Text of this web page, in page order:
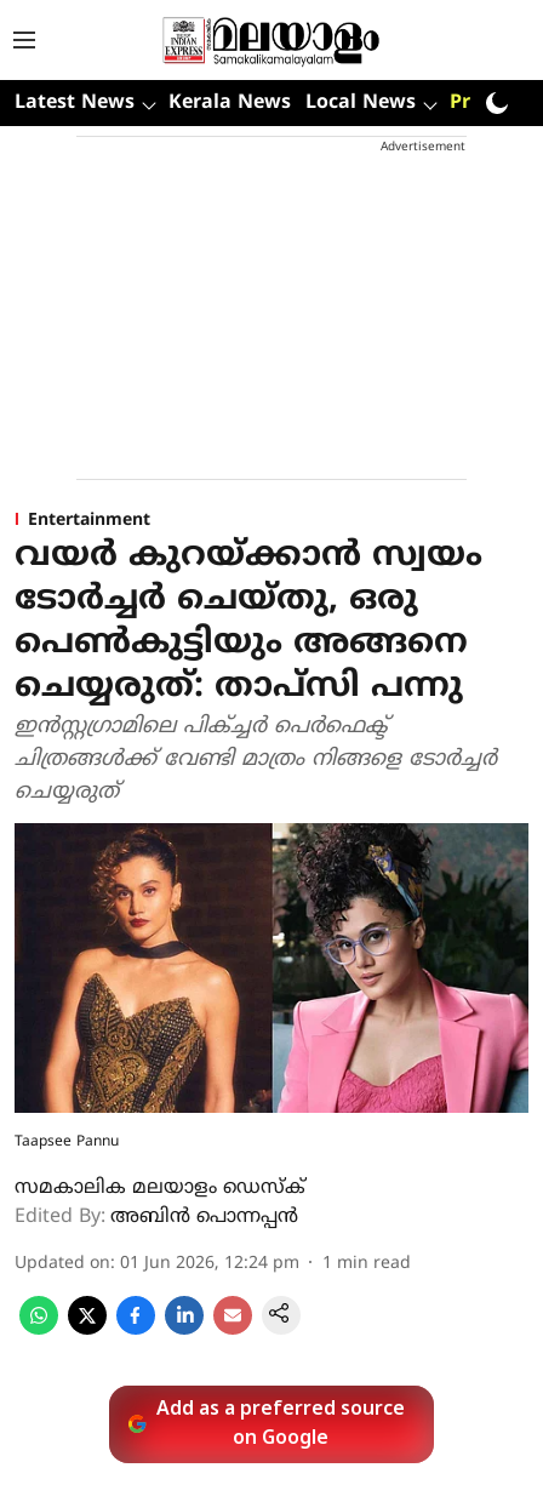
Latest News Kerala News Local News Premium
Advertisement
Entertainment
വയര്‍ കുറയ്ക്കാന്‍ സ്വയം
ടോര്‍ച്ചര്‍ ചെയ്തു, ഒരു
പെണ്‍കുട്ടിയും അങ്ങനെ
ചെയ്യരുത്: താപ്‌സി പന്നു
ഇന്‍സ്റ്റഗ്രാമിലെ പിക്ച്ചര്‍ പെര്‍ഫെക്ട്
ചിത്രങ്ങള്‍ക്ക് വേണ്ടി മാത്രം നിങ്ങളെ ടോര്‍ച്ചര്‍
ചെയ്യരുത്
Taapsee Pannu
സമകാലിക മലയാളം ഡെസ്ക്
Edited By: അബിന്‍ പൊന്നപ്പന്‍
Updated on: 01 Jun 2026, 12:24 pm 1 min read
Add as a preferred source
on Google